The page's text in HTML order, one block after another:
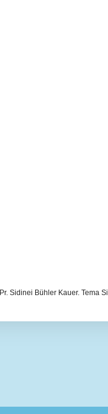
Pr. Sidinei Bühler Kauer. Tema